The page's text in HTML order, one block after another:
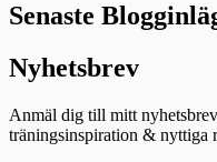
Senaste
Nyhetsbrev
Anmäl dig till mitt
träningsinspiration & nyttiga